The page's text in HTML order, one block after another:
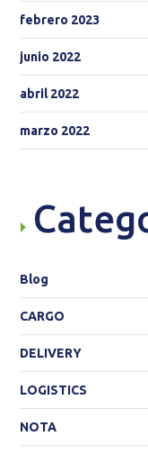
febrero 2023
junio 2022
abril 2022
marzo 2022
Blog
CARGO
DELIVERY
LOGISTICS
NOTA